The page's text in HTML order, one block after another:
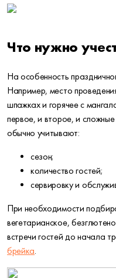
Что нужно
На особенность
Например, место
шпажках и горячее с
первое, и второе, и
обычно учитывают:
сезон;
количество гостей;
сервировку и
При необходимости
вегетарианское,
встречи гостей до начала
брейка.